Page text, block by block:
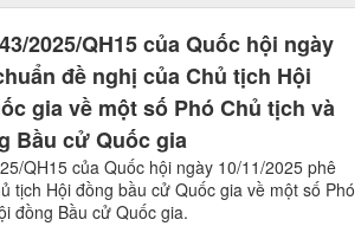
2025/QH15 của Quốc hội ngày
đề nghị của Chủ tịch Hội
gia về một số Phó Chủ tịch và
Bầu cử Quốc gia
QH15 của Quốc hội ngày 10/11/2025 phê
tịch Hội đồng bầu cử Quốc gia về một số Phó
đồng Bầu cử Quốc gia.